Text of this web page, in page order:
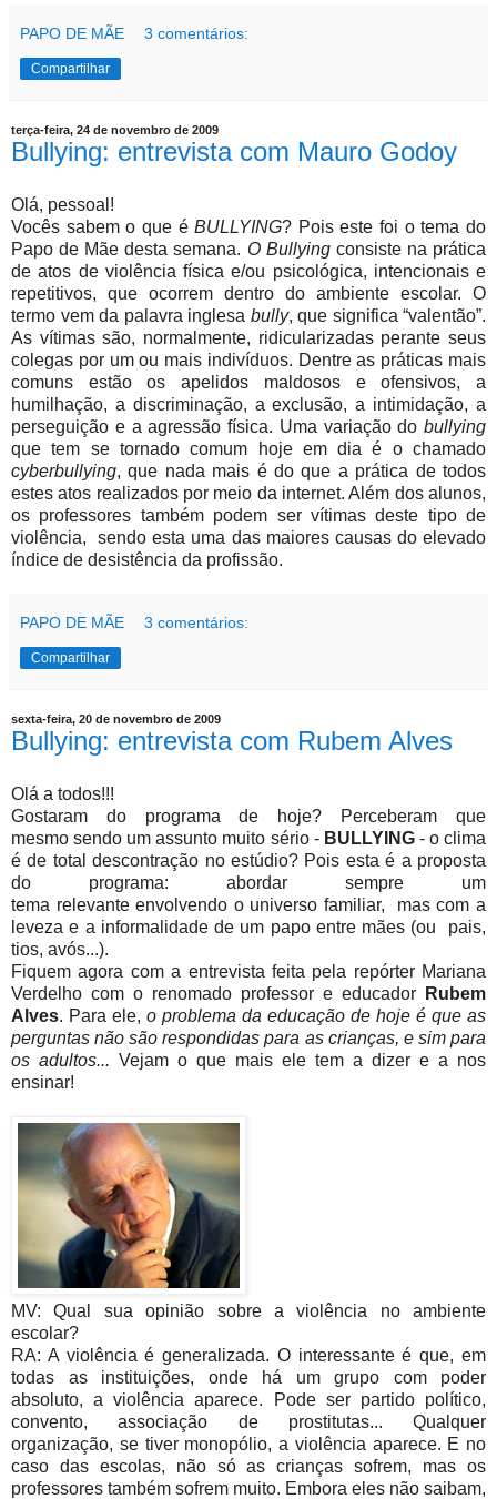
PAPO DE MÃE 3 comentários:
Compartilhar
terça-feira, 24 de novembro de 2009
Bullying: entrevista com Mauro Godoy
Olá, pessoal!
Vocês sabem o que éBULLYING? Pois este foi o tema do
Papo de Mãe desta semana. O Bullying consiste na prática
de atos de violência física e/ou psicológica, intencionais e
repetitivos, que ocorrem dentro do ambiente escolar. O
termo vem da palavra inglesa bully, que significa “valentão”.
As vítimas são, normalmente, ridicularizadas perante seus
colegas por um ou mais indivíduos. Dentre as práticas mais
comuns estão os apelidos maldosos e ofensivos, a
humilhação, a discriminação, a exclusão, a intimidação, a
perseguição e a agressão física. Uma variação do bullying
que tem se tornado comum hoje em dia é o chamado
cyberbullying, que nada mais é do que a prática de todos
estes atos realizados por meio da internet. Além dos alunos,
os professores também podem ser vítimas deste tipo de
violência,
sendo esta uma das maiores causas do elevado
índice de desistência da profissão.
PAPO DE MÃE 3 comentários:
Compartilhar
sexta-feira, 20 de novembro de 2009
Bullying: entrevista com Rubem Alves
Olá a todos!!!
Gostaram do programa de hoje? Perceberam que
mesmo sendo um assunto muito sério - BULLYING- o clima
é de total descontração no estúdio? Pois esta é a proposta
do programa: abordar sempre um
tema relevante envolvendo o universo familiar, mas com a
leveza e a informalidade de um papo entre mães (ou pais,
tios, avós...).
Fiquem agora com a entrevista feita pela repórter Mariana
Verdelho com o renomado professor e educador
Rubem
Alves. Para ele, o problema da educação de hoje é que as
perguntas não são respondidas para as crianças, e sim para
os adultos... Vejam o que mais ele tem a dizer e a nos
ensinar!
MV: Qual sua opinião sobre a violência no ambiente
escolar?
RA: A violência é generalizada. O interessante é que, em
todas as instituições, onde há um grupo com poder
absoluto, a violência aparece. Pode ser partido político,
convento, associação de prostitutas... Qualquer
organização, se tiver monopólio, a violência aparece. E no
caso das escolas, não só as crianças sofrem, mas os
professores também sofrem muito. Embora eles não saibam,